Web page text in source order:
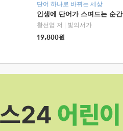
단어 하나로 바뀌는 세상
인생에 단어가 스며드는 순간
황선엽 저
빛의서가
19,800원